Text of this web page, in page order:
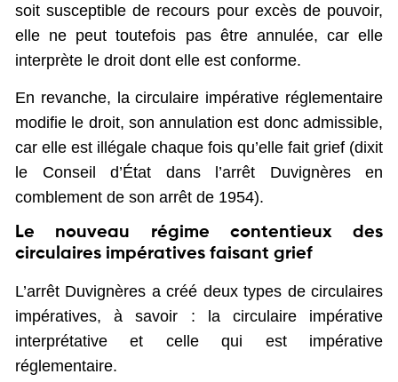
soit susceptible de recours pour excès de pouvoir,
elle ne peut toutefois pas être annulée, car elle
interprète le droit dont elle est conforme.
En revanche, la circulaire impérative réglementaire
modifie le droit, son annulation est donc admissible,
car elle est illégale chaque fois qu’elle fait grief (dixit
le Conseil d’État dans l’arrêt Duvignères en
comblement de son arrêt de 1954).
Le nouveau régime contentieux des
circulaires impératives faisant grief
L’arrêt Duvignères a créé deux types de circulaires
impératives, à savoir : la circulaire impérative
interprétative et celle qui est impérative
réglementaire.